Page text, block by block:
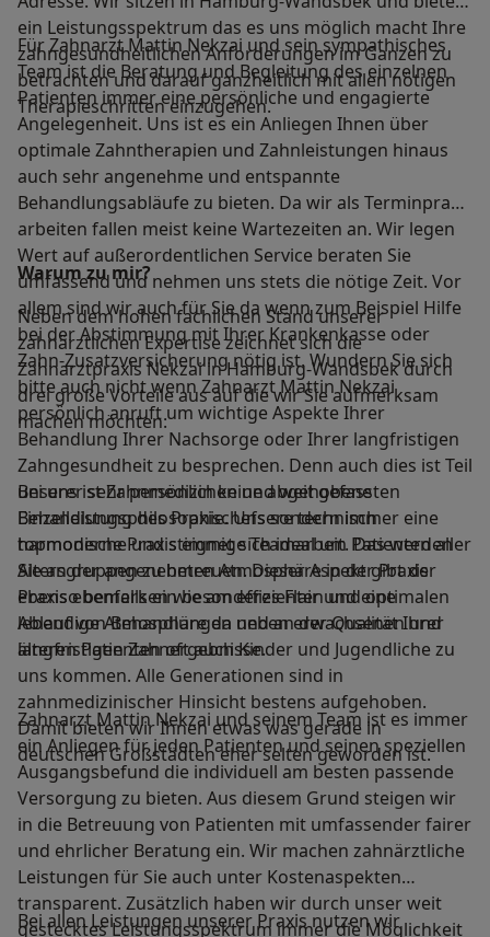
ein Leistungsspektrum das es uns möglich macht Ihre
zahngesundheitlichen Anforderungen im Ganzen zu
betrachten und darauf ganzheitlich mit allen nötigen
Therapieschritten einzugehen.
Für Zahnarzt Mattin Nekzai und sein sympathisches
Team ist die Beratung und Begleitung des einzelnen
Patienten immer eine persönliche und engagierte
Angelegenheit. Uns ist es ein Anliegen Ihnen über
optimale Zahntherapien und Zahnleistungen hinaus
auch sehr angenehme und entspannte
Behandlungsabläufe zu bieten. Da wir als Terminpraxis
arbeiten fallen meist keine Wartezeiten an. Wir legen
Wert auf außerordentlichen Service beraten Sie
umfassend und nehmen uns stets die nötige Zeit. Vor
allem sind wir auch für Sie da wenn zum Beispiel Hilfe
bei der Abstimmung mit Ihrer Krankenkasse oder
Zahn-Zusatzversicherung nötig ist. Wundern Sie sich
bitte auch nicht wenn Zahnarzt Mattin Nekzai
persönlich anruft um wichtige Aspekte Ihrer
Behandlung Ihrer Nachsorge oder Ihrer langfristigen
Zahngesundheit zu besprechen. Denn auch dies ist Teil
unserer sehr persönlichen und weit gefassten
Behandlungsphilosophie. Unsere technisch
topmoderne Praxis eignet sich ideal um Patienten aller
Altersgruppen zu betreuen. Dieser Aspekt gibt der
Praxis ebenfalls ein besonderes Flair und eine
lebendige Atmosphäre da neben erwachsenen und
älteren Patienten oft auch Kinder und Jugendliche zu
uns kommen. Alle Generationen sind in
zahnmedizinischer Hinsicht bestens aufgehoben.
Damit bieten wir Ihnen etwas was gerade in
deutschen Großstädten eher selten geworden ist.
Warum zu mir?
Neben dem hohen fachlichen Stand unserer
zahnärztlichen Expertise zeichnet sich die
Zahnarztpraxis Nekzai in Hamburg-Wandsbek durch
drei große Vorteile aus auf die wir Sie aufmerksam
machen möchten:
Bei uns ist Zahnmedizin keine abgehobene
Einzelleistung des Praxischefs sondern immer eine
harmonische und stimmige Teamarbeit. Das werden
Sie an der angenehmen Atmosphäre in der Praxis
ebenso bemerken wie am effizienten und optimalen
Ablauf von Behandlungen und an der Qualität Ihrer
langfristigen Zahnergebnisse.
Zahnarzt Mattin Nekzai und seinem Team ist es immer
ein Anliegen für jeden Patienten und seinen speziellen
Ausgangsbefund die individuell am besten passende
Versorgung zu bieten. Aus diesem Grund steigen wir
in die Betreuung von Patienten mit umfassender fairer
und ehrlicher Beratung ein. Wir machen zahnärztliche
Leistungen für Sie auch unter Kostenaspekten
transparent. Zusätzlich haben wir durch unser weit
gestecktes Leistungsspektrum immer die Möglichkeit
Bei allen Leistungen unserer Praxis nutzen wir